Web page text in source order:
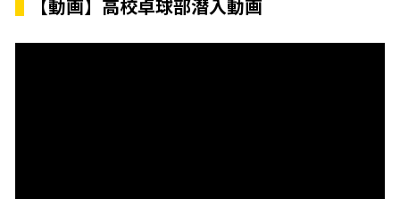
【動画】高校卓球部潜入動画